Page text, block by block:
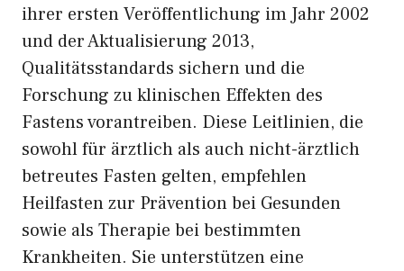
ihrer ersten Veröffentlichung im Jahr 2002
und der Aktualisierung 2013,
Qualitätsstandards sichern und die
Forschung zu klinischen Effekten des
Fastens vorantreiben. Diese Leitlinien, die
sowohl für ärztlich als auch nicht-ärztlich
betreutes Fasten gelten, empfehlen
Heilfasten zur Prävention bei Gesunden
sowie als Therapie bei bestimmten
Krankheiten. Sie unterstützen eine